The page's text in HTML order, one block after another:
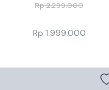
Rp2.299.000
Rp 1.999.000